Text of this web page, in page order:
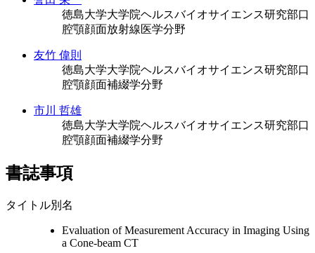
徳島大学大学院ヘルスバイオサイエンス研究部口
腔顎顔面放射線医学分野
友竹 偉則
徳島大学大学院ヘルスバイオサイエンス研究部口
腔顎顔面補綴学分野
市川 哲雄
徳島大学大学院ヘルスバイオサイエンス研究部口
腔顎顔面補綴学分野
書誌事項
タイトル別名
Evaluation of Measurement Accuracy in Imaging Using
a Cone-beam CT